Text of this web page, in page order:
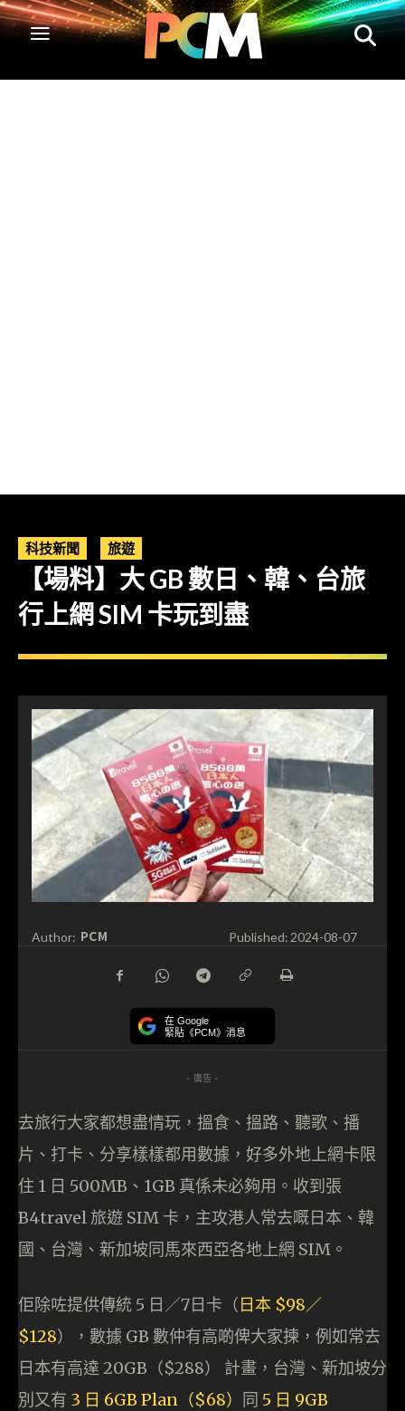
科技新聞 旅遊
【場料】大 GB 數日、韓、台旅
行上網 SIM 卡玩到盡
Author: PCM Published: 2024-08-07
在 Google
緊貼《PCM》消息
- 廣告 -
去旅行大家都想盡情玩，搵食、搵路、聽歌、播
片、打卡、分享樣樣都用數據，好多外地上網卡限
住 1 日 500MB、1GB 真係未必夠用。收到張
B4travel 旅遊 SIM 卡，主攻港人常去嘅日本、韓
國、台灣、新加坡同馬來西亞各地上網 SIM。
佢除咗提供傳統 5 日／7日卡（日本 $98／
$128），數據 GB 數仲有高啲俾大家揀，例如常去
日本有高達 20GB（$288） 計畫，台灣、新加坡分
別又有 3 日 6GB Plan（$68） 同 5 日 9GB